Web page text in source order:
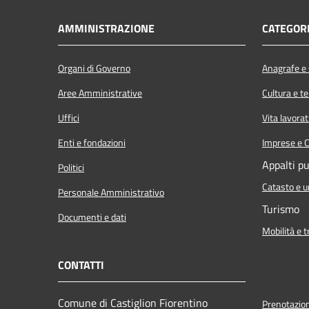
AMMINISTRAZIONE
Organi di Governo
Aree Amministrative
Uffici
Enti e fondazioni
Politici
Personale Amministrativo
Documenti e dati
Anagrafe
Cultura e
Vita
Imprese e
Appalti
Catasto e
Turismo
Mobilità e
CONTATTI
Comune di Castiglion Fiorentino